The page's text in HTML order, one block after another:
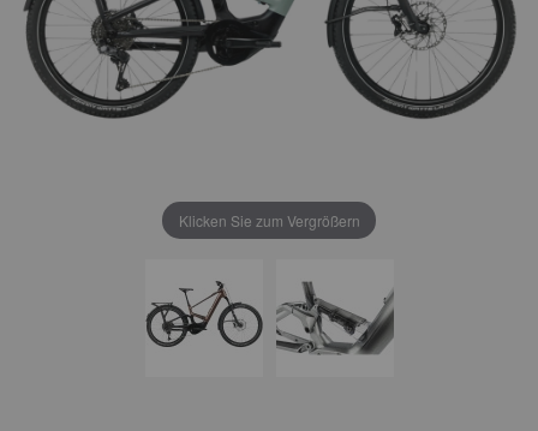
Klicken Sie zum Vergrößern